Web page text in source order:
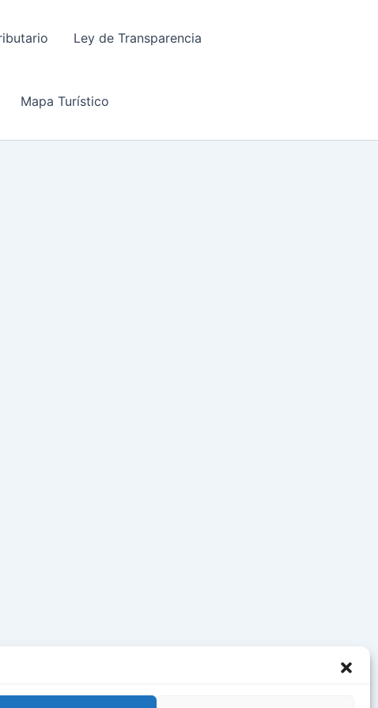
Ley de Transparencia
Mapa Turístico